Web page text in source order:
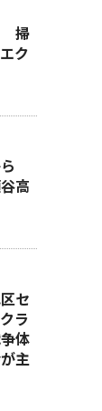
掃
ク
高
セ
ラ
体
主